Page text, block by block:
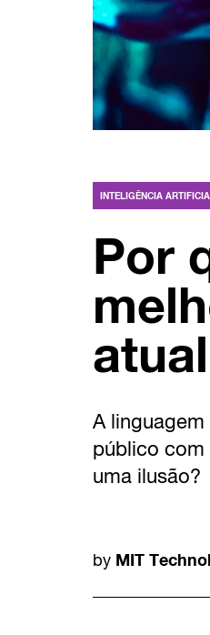
INTELIGÊNCIA
Por
A
público
uma ilusão?
by MIT